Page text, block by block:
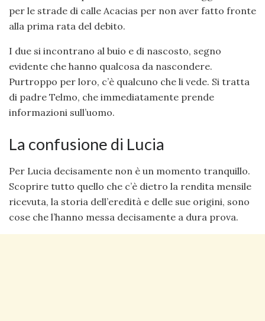
per le strade di calle Acacias per non aver fatto fronte
alla prima rata del debito.
I due si incontrano al buio e di nascosto, segno
evidente che hanno qualcosa da nascondere.
Purtroppo per loro, c’è qualcuno che li vede. Si tratta
di padre Telmo, che immediatamente prende
informazioni sull’uomo.
La confusione di Lucia
Per Lucia decisamente non è un momento tranquillo.
Scoprire tutto quello che c’è dietro la rendita mensile
ricevuta, la storia dell’eredità e delle sue origini, sono
cose che l’hanno messa decisamente a dura prova.